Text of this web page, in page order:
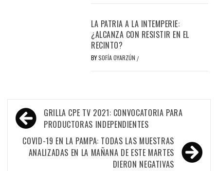
LA PATRIA A LA INTEMPERIE:
¿ALCANZA CON RESISTIR EN EL
RECINTO?
BYSOFÍA OYARZÚN /
Navegación
de
entradas
GRILLA CPE TV 2021: CONVOCATORIA PARA
PRODUCTORAS INDEPENDIENTES
COVID-19 EN LA PAMPA: TODAS LAS MUESTRAS
ANALIZADAS EN LA MAÑANA DE ESTE MARTES
DIERON NEGATIVAS